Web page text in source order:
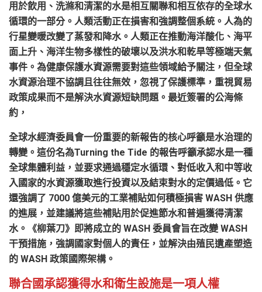
用於飲用、洗滌和清潔的水是相互關聯和相互依存的全球水
循環的一部分。人類活動正在損害和強調整個系統。人為的
行星變暖改變了蒸發和降水。人類正在推動海洋酸化、海平
面上升、海洋生物多樣性的破壞以及洪水和乾旱等極端天氣
事件。為健康保護水資源需要對這些領域給予關注，但全球
水資源治理不協調且往往無效，忽視了保護標準，重視貿易
政策成果而不是解決水資源短缺問題。最近簽署的公海條
約，
全球水經濟委員會一份重要的新報告的核心呼籲是水治理的
轉變。這份名為Turning the Tide 的報告呼籲承認水是一種
全球集體利益，並要求通過穩定水循環、對低收入和中等收
入國家的水資源獲取進行投資以及結束對水的定價過低。它
還強調了 7000 億美元的工業補貼如何積極損害 WASH 供應
的進展，並建議將這些補貼用於促進節水和普遍獲得清潔
水。《柳葉刀》即將成立的 WASH 委員會旨在改變 WASH
干預措施，強調國家對個人的責任，並解決由殖民遺產塑造
的 WASH 政策國際架構。
聯合國承認獲得水和衛生設施是一項人權